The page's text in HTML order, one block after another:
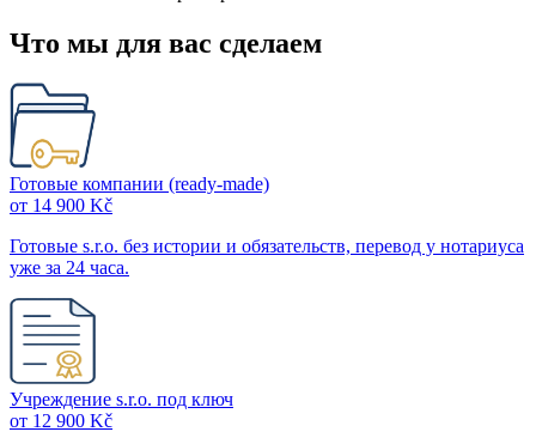
Что мы для вас сделаем
Готовые компании (ready-made)
от 14 900 Kč
Готовые s.r.o. без истории и обязательств, перевод у нотариуса
уже за 24 часа.
Учреждение s.r.o. под ключ
от 12 900 Kč